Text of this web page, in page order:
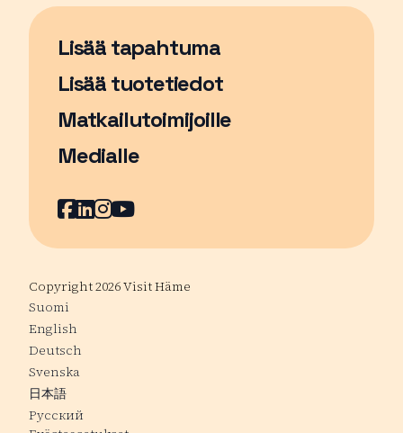
Lisää tapahtuma
Sivu avautuu uudessa ikkunassa
Lisää tuotetiedot
Matkailutoimijoille
Medialle
Facebook
Sivu avautuu uudessa ikkunassa
LinkedIn
Sivu avautuu uudessa ikkunassa
Instagram
Sivu avautuu uudessa
YouTube
Sivu avautuu uudessa
Copyright 2026 Visit Häme
Suomi
English
Deutsch
Svenska
日本語
Русский